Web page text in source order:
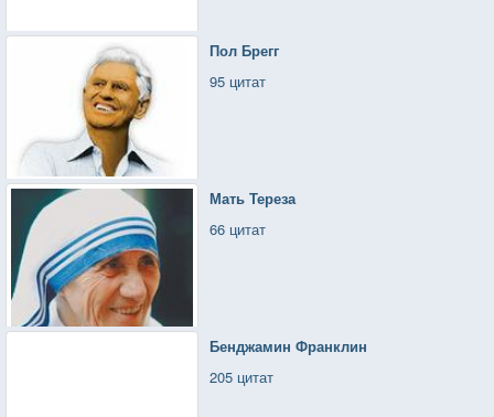
Пол Брегг
95 цитат
Мать Тереза
66 цитат
Бенджамин Франклин
205 цитат